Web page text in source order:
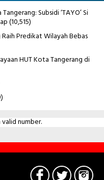
Subsidi ‘TAYO’ Si
(10,515)
Predikat Wilayah Bebas
HUT Kota Tangerang di
number.